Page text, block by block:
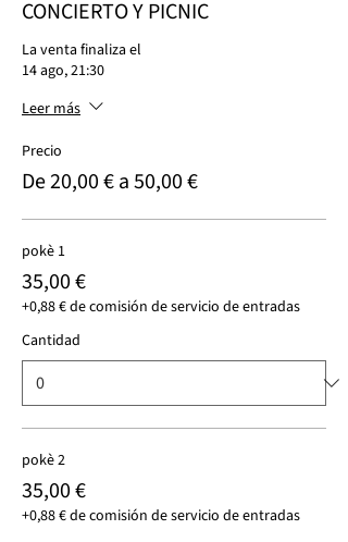
CONCIERTO Y PICNIC
La venta finaliza el
14 ago, 21:30
Leer más
Precio
De 20,00 € a 50,00 €
pokè 1
35,00 €
+0,88 € de comisión de servicio de entradas
Cantidad
pokè 2
35,00 €
+0,88 € de comisión de servicio de entradas